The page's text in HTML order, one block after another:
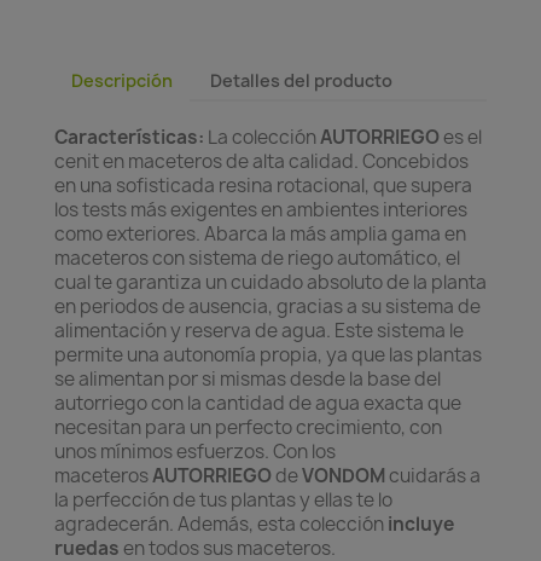
Descripción Detalles del producto
Características: La colecciónAUTORRIEGO es el
cenit en maceteros de alta calidad. Concebidos
en una sofisticada resina rotacional, que supera
los tests más exigentes en ambientes interiores
como exteriores. Abarca la más amplia gama en
maceteros con sistema de riego automático, el
cual te garantiza un cuidado absoluto de la planta
en periodos de ausencia, gracias a su sistema de
alimentación y reserva de agua. Este sistema le
permite una autonomía propia, ya que las plantas
se alimentan por si mismas desde la base del
autorriego con la cantidad de agua exacta que
necesitan para un perfecto crecimiento, con
unos mínimos esfuerzos. Con los
maceterosAUTORRIEGO deVONDOM cuidarás a
la perfección de tus plantas y ellas te lo
agradecerán. Además, esta colección incluye
ruedas en todos sus maceteros.